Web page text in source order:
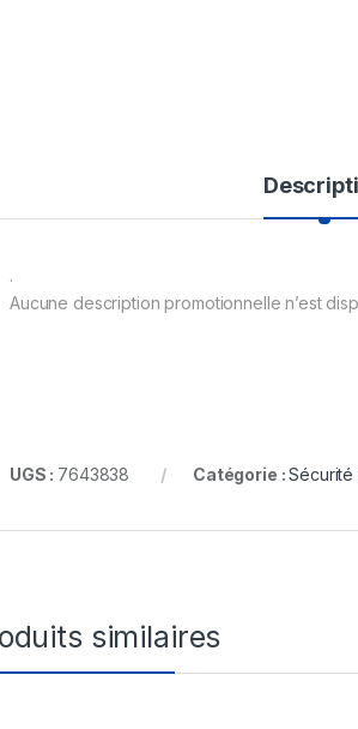
.
Aucune description promotionnelle n’est
UGS : 7643838 Catégorie :Sécurité
similaires